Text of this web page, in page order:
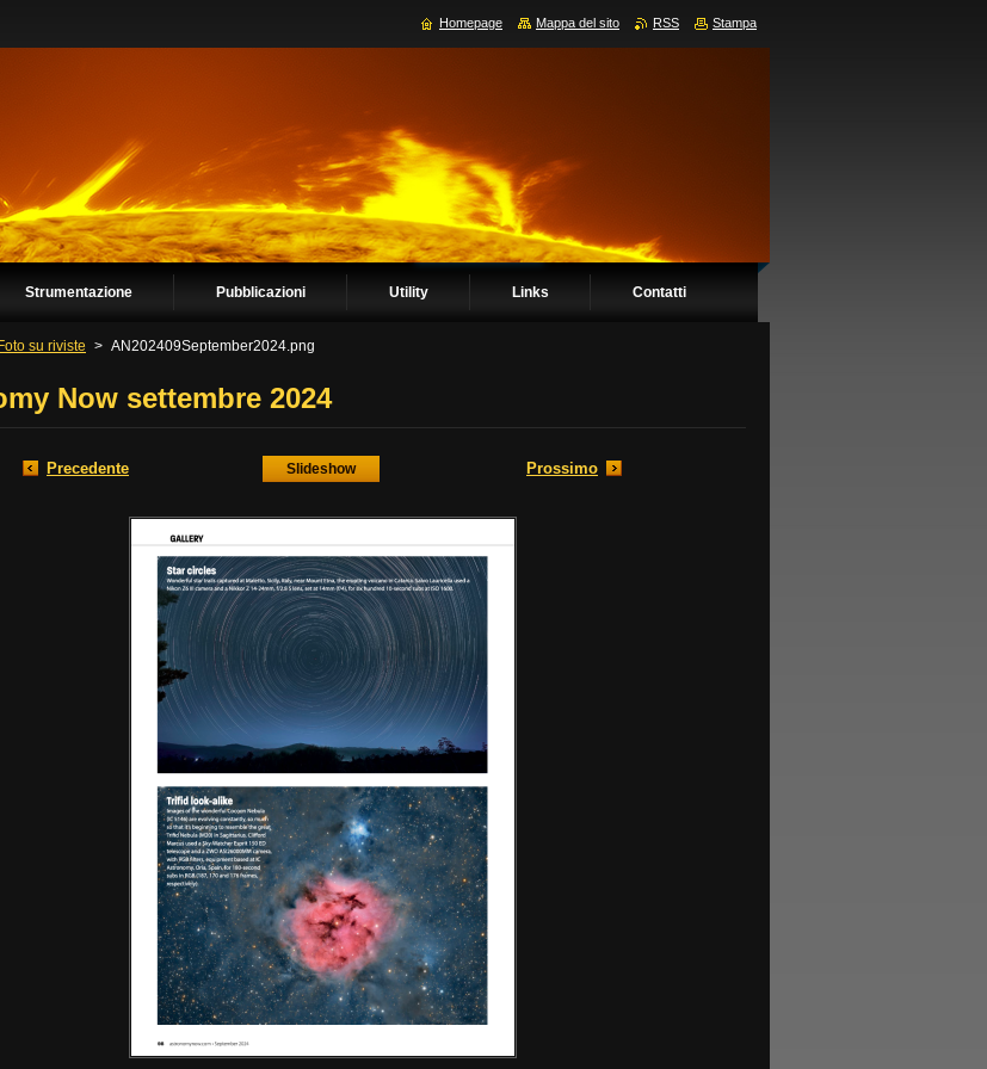
Strumentazione Pubblicazioni Utility Links Contatti
Foto su riviste > AN202409September2024.png
Now settembre 2024
Precedente Slideshow Prossimo
Homepage Mappa del sito RSS Stampa